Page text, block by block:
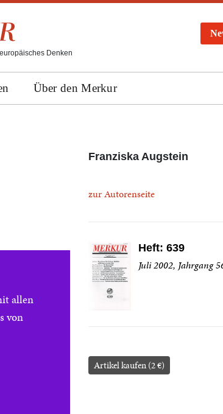
Denken
Über den Merkur
allen
von
Franziska Augstein
zur Autorenseite
Heft: 639
Juli 2002, Jahrgang
Artikel kaufen (2 €)